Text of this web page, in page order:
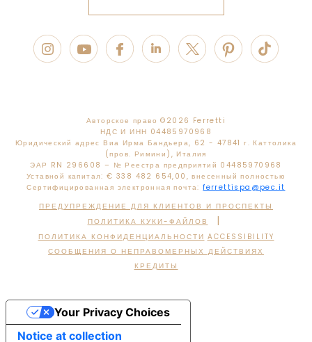
Авторское право © 2026 Ferretti
НДС И ИНН 04485970968
Юридический адрес Виа Ирма Бандьера, 62 - 47841 г. Каттолика
(пров. Римини), Италия
ЭАР RN 296608 – № Реестра предприятий 04485970968
Уставной капитал: € 338 482 654,00, внесенный полностью
Сертифицированная электронная почта:ferrettispa@pec.it
ПРЕДУПРЕЖДЕНИЕ ДЛЯ КЛИЕНТОВ И ПРОСПЕКТЫ
ПОЛИТИКА КУКИ-ФАЙЛОВ
|
ПОЛИТИКА КОНФИДЕНЦИАЛЬНОСТИ ACCESSIBILITY
СООБЩЕНИЯ О НЕПРАВОМЕРНЫХ ДЕЙСТВИЯХ
КРЕДИТЫ
Notice at collection
Your Privacy Choices